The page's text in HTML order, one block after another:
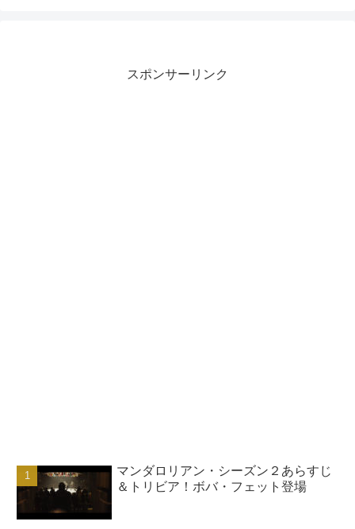
スポンサーリンク
マンダロリアン・シーズン２あらすじ
＆トリビア！ボバ・フェット登場